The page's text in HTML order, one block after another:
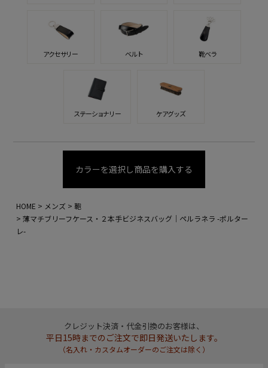
アクセサリー ベルト 靴ベラ
ステーショナリー ケアグッズ
カラーを選択し商品を購入する
HOME メンズ
鞄
薄マチブリーフケース・２本手ビジネスバッグ｜ペルラネラ -ポルター
レ-
クレジット決済・代金引換のお客様は、
平日15時までのご注文で即日発送いたします。
（名入れ・カスタムオーダーのご注文は除く）